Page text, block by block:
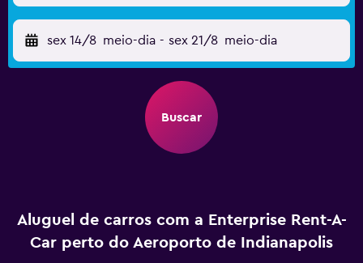
sex 14/8 meio-dia - sex 21/8 meio-dia
Buscar
Aluguel de carros com a Enterprise Rent-A-
Car perto do Aeroporto de Indianapolis